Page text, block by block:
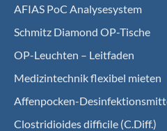
AFIAS PoC Analysesystem
Schmitz Diamond OP-Tische
OP-Leuchten – Leitfaden
Medizintechnik flexibel mieten
Affenpocken-
Clostridioides difficile (C.Diff.)